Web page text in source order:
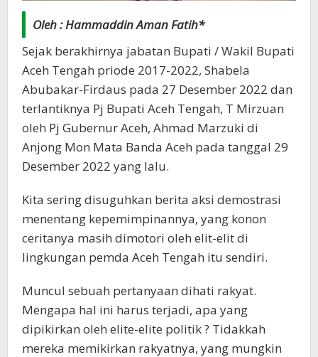
Oleh : Hammaddin Aman Fatih*
Sejak berakhirnya jabatan Bupati / Wakil Bupati
Aceh Tengah priode 2017-2022, Shabela
Abubakar-Firdaus pada 27 Desember 2022 dan
terlantiknya Pj Bupati Aceh Tengah, T Mirzuan
oleh Pj Gubernur Aceh, Ahmad Marzuki di
Anjong Mon Mata Banda Aceh pada tanggal 29
Desember 2022 yang lalu.
Kita sering disuguhkan berita aksi demostrasi
menentang kepemimpinannya, yang konon
ceritanya masih dimotori oleh elit-elit di
lingkungan pemda Aceh Tengah itu sendiri.
Muncul sebuah pertanyaan dihati rakyat.
Mengapa hal ini harus terjadi, apa yang
dipikirkan oleh elite-elite politik ? Tidakkah
mereka memikirkan rakyatnya, yang mungkin